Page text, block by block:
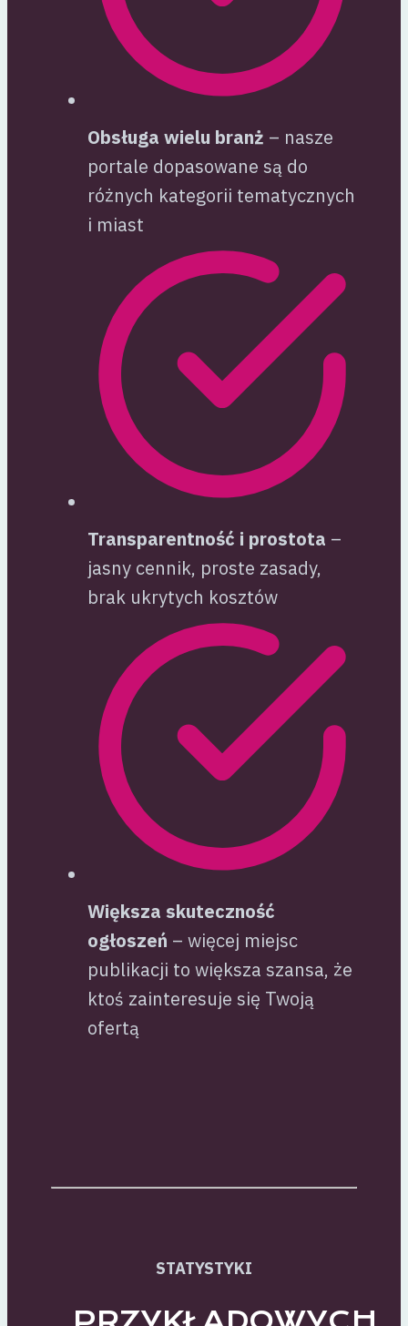
Obsługa wielu branż – nasze
portale dopasowane są do
różnych kategorii tematycznych
i miast
Transparentność i prostota –
jasny cennik, proste zasady,
brak ukrytych kosztów
Większa skuteczność
ogłoszeń – więcej miejsc
publikacji to większa szansa, że
ktoś zainteresuje się Twoją
ofertą
STATYSTYKI